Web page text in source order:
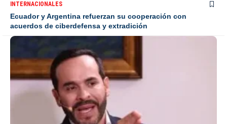
INTERNACIONALES
Ecuador y Argentina refuerzan su cooperación con
acuerdos de ciberdefensa y extradición